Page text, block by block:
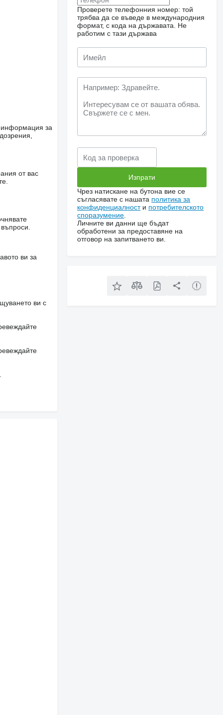
информация за
от вас
ви за
ви с
Проверете телефонния номер: той
трябва да се въведе в международния
формат, с кода на държавата.
Не
работим с тази държава
Чрез натискане на бутона вие се
съгласявате с нашата политика за
конфиденциалности потребителското
споразумение
Личните ви данни ще бъдат
обработени за предоставяне на
отговор на запитването ви.